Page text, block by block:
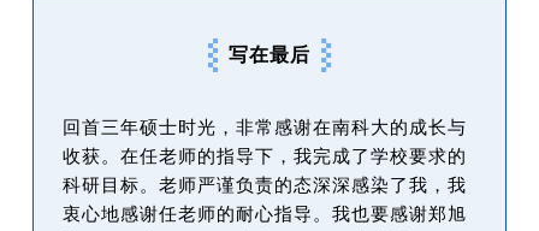
写在最后
回首三年硕士时光，非常感谢在南科大的成长与
收获。在任老师的指导下，我完成了学校要求的
科研目标。老师严谨负责的态深深感染了我，我
衷心地感谢任老师的耐心指导。我也要感谢郑旭